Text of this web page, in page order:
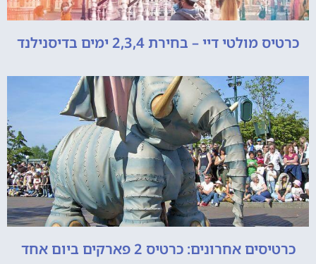
כרטיס מולטי דיי – בחירת 2,3,4 ימים בדיסנילנד
כרטיסים אחרונים: כרטיס 2 פארקים ביום אחד